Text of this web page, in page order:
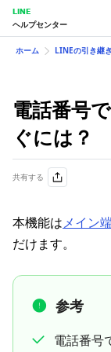
LINE
ヘルプセンター
ホーム LINEの引き継
電話番号
ぐには？
共有する
本機能はメイン
だけます。
参考
電話番号